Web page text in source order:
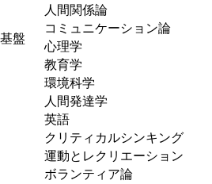
盤
人間関係論
コミュニケーション論
心理学
教育学
環境科学
人間発達学
英語
クリティカルシンキング
運動とレクリエーション
ボランティア論